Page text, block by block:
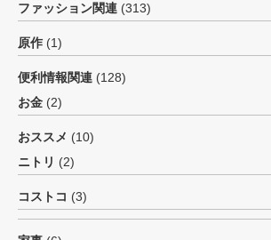
ファッション関連 (313)
原作 (1)
便利情報関連 (128)
お金 (2)
おススメ (10)
ニトリ (2)
コストコ (3)